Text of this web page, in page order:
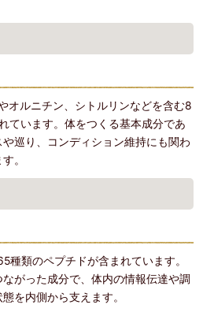
オルニチン、シトルリンなどを含む8
ています。体をつくる基本成分であ
巡り、コンディション維持にも関わ
。
種類のペプチドが含まれています。
がった成分で、体内の情報伝達や調
を内側から支えます。